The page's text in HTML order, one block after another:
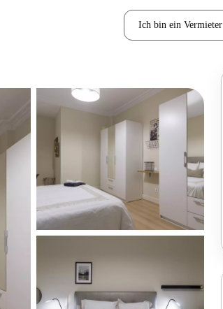
Ich bin ein Vermieter